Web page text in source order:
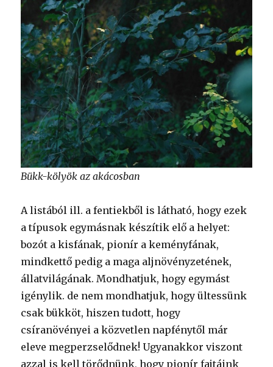
Bükk-kölyök az akácosban
A listából ill. a fentiekből is látható, hogy ezek
a típusok egymásnak készítik elő a helyet:
bozót a kisfának, pionír a keményfának,
mindkettő pedig a maga aljnövényzetének,
állatvilágának. Mondhatjuk, hogy egymást
igénylik. de nem mondhatjuk, hogy ültessünk
csak bükköt, hiszen tudott, hogy
csíranövényei a közvetlen napfénytől már
eleve megperzselődnek! Ugyanakkor viszont
azzal is kell törődnünk, hogy pionír fajtáink